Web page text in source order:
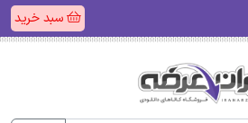
سبد خرید